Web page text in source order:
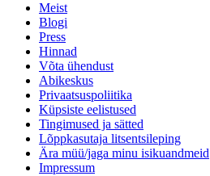
Meist
Blogi
Press
Hinnad
Võta ühendust
Abikeskus
Privaatsuspoliitika
Küpsiste eelistused
Tingimused ja sätted
Lõppkasutaja litsentsileping
Ära müü/jaga minu isikuandmeid
Impressum